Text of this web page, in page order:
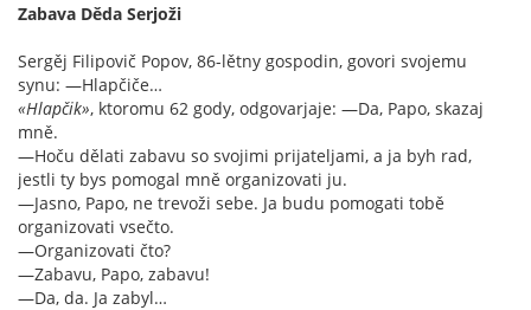
Zabava Děda Serjoži
Sergěj Filipovič Popov, 86-lětny gospodin, govori svojemu
synu: —Hlapčiče…
«Hlapčik», ktoromu 62 gody, odgovarjaje: —Da, Papo, skazaj
mně.
—Hoču dělati zabavu so svojimi prijateljami, a ja byh rad,
jestli ty bys pomogal mně organizovati ju.
—Jasno, Papo, ne trevoži sebe. Ja budu pomogati tobě
organizovati vsečto.
—Organizovati čto?
—Zabavu, Papo, zabavu!
—Da, da. Ja zabyl…